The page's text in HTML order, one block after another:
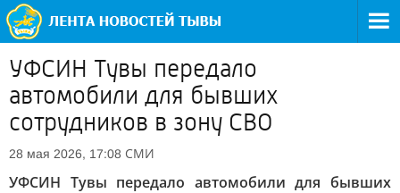
УФСИН Тувы передало
автомобили для бывших
сотрудников в зону СВО
28 мая 2026, 17:08 СМИ
УФСИН Тувы передало автомобили для бывших